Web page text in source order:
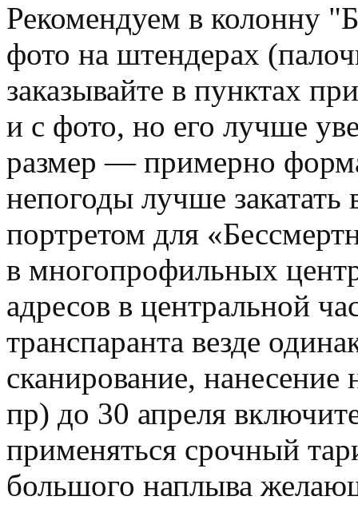
Рекомендуем в колонну
фото на штендерах
заказывайте в пунктах
и с фото, но его лучше
размер — примерно
непогоды лучше
портретом для
в многопрофильных
адресов в центральной
транспаранта везде
сканирование, нанесение
пр) до 30 апреля
применяться срочный
большого наплыва